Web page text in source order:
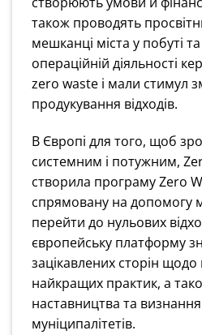
також проводять
мешканці міста у побуті та
операційній діяльності
zero waste і мали стимул
продукування відходів.
В Європі для того, щоб
системним і потужним,
створила програму Zero
спрямовану на допомогу
перейти до нульових
європейську платформу
зацікавлених сторін
найкращих практик, а
наставництва та
муніципалітетів.